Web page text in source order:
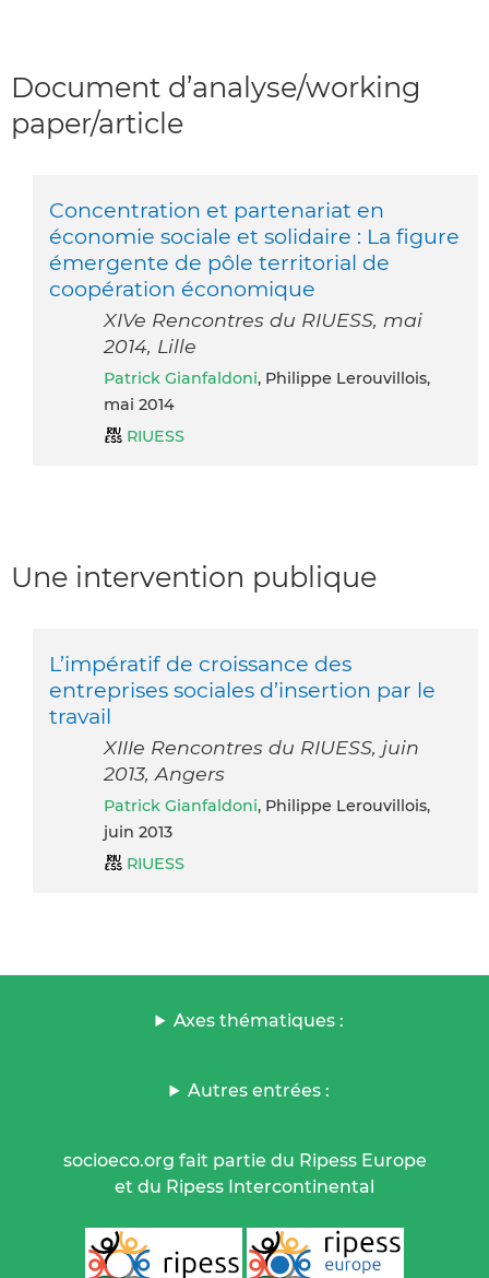
Document d’analyse/working
paper/article
Concentration et partenariat en
économie sociale et solidaire : La figure
émergente de pôle territorial de
coopération économique
XIVe Rencontres du RIUESS, mai
2014, Lille
Patrick Gianfaldoni, Philippe Lerouvillois,
mai 2014
RIUESS
Une intervention publique
L’impératif de croissance des
entreprises sociales d’insertion par le
travail
XIIIe Rencontres du RIUESS, juin
2013, Angers
Patrick Gianfaldoni, Philippe Lerouvillois,
juin 2013
RIUESS
Axes thématiques :
Autres entrées :
socioeco.org fait partie du Ripess Europe
et du Ripess Intercontinental